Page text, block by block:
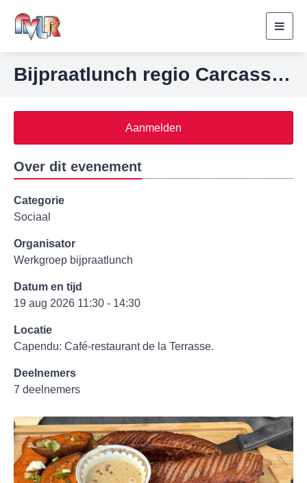
Bijpraatlunch regio Carcassonne, Capendu
Aanmelden
Over dit evenement
Categorie
Sociaal
Organisator
Werkgroep bijpraatlunch
Datum en tijd
19 aug 2026 11:30 - 14:30
Locatie
Capendu: Café-restaurant de la Terrasse.
Deelnemers
7 deelnemers